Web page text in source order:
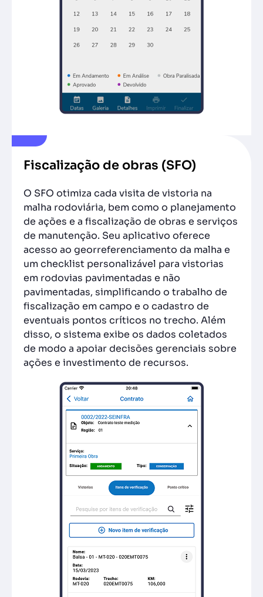
Fiscalização de obras (SFO)
O SFO otimiza cada visita de vistoria na
malha rodoviária, bem como o planejamento
de ações e a fiscalização de obras e serviços
de manutenção. Seu aplicativo oferece
acesso ao georreferenciamento da malha e
um checklist personalizável para vistorias
em rodovias pavimentadas e não
pavimentadas, simplificando o trabalho de
fiscalização em campo e o cadastro de
eventuais pontos críticos no trecho. Além
disso, o sistema exibe os dados coletados
de modo a apoiar decisões gerenciais sobre
ações e investimento de recursos.